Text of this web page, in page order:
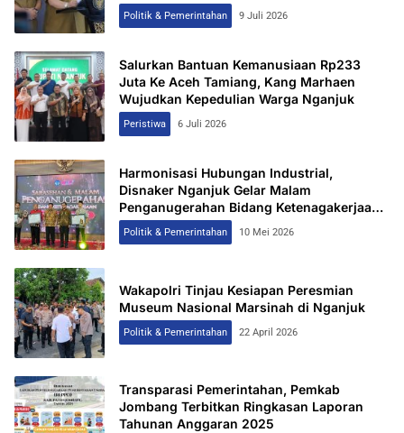
Politik & Pemerintahan 9 Juli 2026
Salurkan Bantuan Kemanusiaan Rp233
Juta Ke Aceh Tamiang, Kang Marhaen
Wujudkan Kepedulian Warga Nganjuk
Peristiwa 6 Juli 2026
Harmonisasi Hubungan Industrial,
Disnaker Nganjuk Gelar Malam
Penganugerahan Bidang Ketenagakerjaan
2026
Politik & Pemerintahan 10 Mei 2026
Wakapolri Tinjau Kesiapan Peresmian
Museum Nasional Marsinah di Nganjuk
Politik & Pemerintahan 22 April 2026
Transparasi Pemerintahan, Pemkab
Jombang Terbitkan Ringkasan Laporan
Tahunan Anggaran 2025